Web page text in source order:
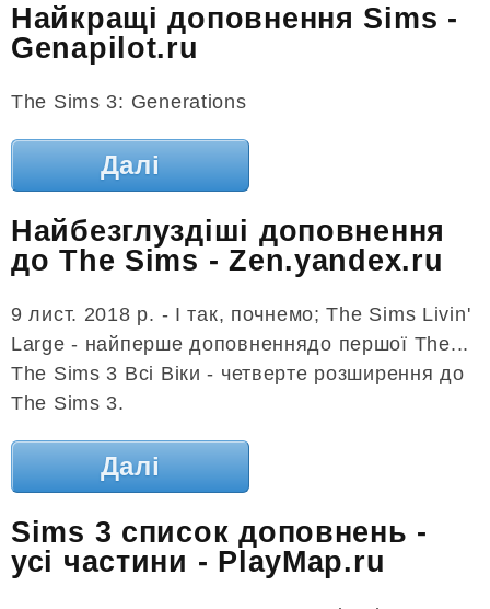
Найкращі доповнення Sims -
Genapilot.ru
The Sims 3: Generations
Далі
Найбезглуздіші доповнення
до The Sims - Zen.yandex.ru
9 лист. 2018 р. - І так, почнемо; The Sims Livin'
Large - найперше доповненнядо першої The...
The Sims 3 Всі Віки - четверте розширення до
The Sims 3.
Далі
Sims 3 список доповнень -
усі частини - PlayMap.ru